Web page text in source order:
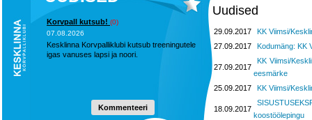
Korvpall kutsub! (0)
07.08.2026
Kesklinna Korvpalliklubi kutsub treeningutele
igas vanuses lapsi ja noori.
Kommenteeri
Uudised
29.09.2017
KK Viimsi/
27.09.2017
Kodumäng: KK
27.09.2017
KK Viimsi/
eesmärke
25.09.2017
KK Viimsi/
18.09.2017
koostöölepingu